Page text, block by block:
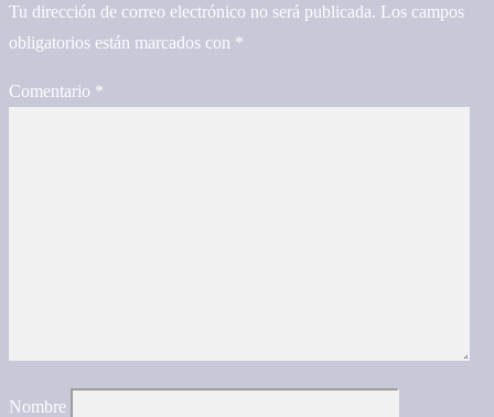
Tu dirección de correo electrónico no será publicada. Los campos
obligatorios están marcados con *
Comentario *
Nombre